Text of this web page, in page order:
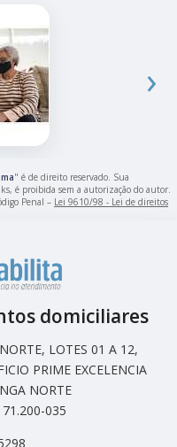
›
" é de direito reservado. Sua
é proibida sem a autorização do autor.
Penal – Lei 9610/98 - Lei de direitos
domiciliares
LOTES 01 A 12,
PRIME EXCELENCIA
NORTE
035